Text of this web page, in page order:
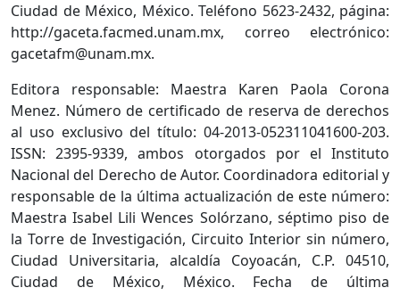
Ciudad de México, México. Teléfono 5623-2432, página:
http://gaceta.facmed.unam.mx, correo electrónico:
gacetafm@unam.mx.
Editora responsable: Maestra Karen Paola Corona
Menez. Número de certificado de reserva de derechos
al uso exclusivo del título: 04-2013-052311041600-203.
ISSN: 2395-9339, ambos otorgados por el Instituto
Nacional del Derecho de Autor. Coordinadora editorial y
responsable de la última actualización de este número:
Maestra Isabel Lili Wences Solórzano, séptimo piso de
la Torre de Investigación, Circuito Interior sin número,
Ciudad Universitaria, alcaldía Coyoacán, C.P. 04510,
Ciudad de México, México. Fecha de última